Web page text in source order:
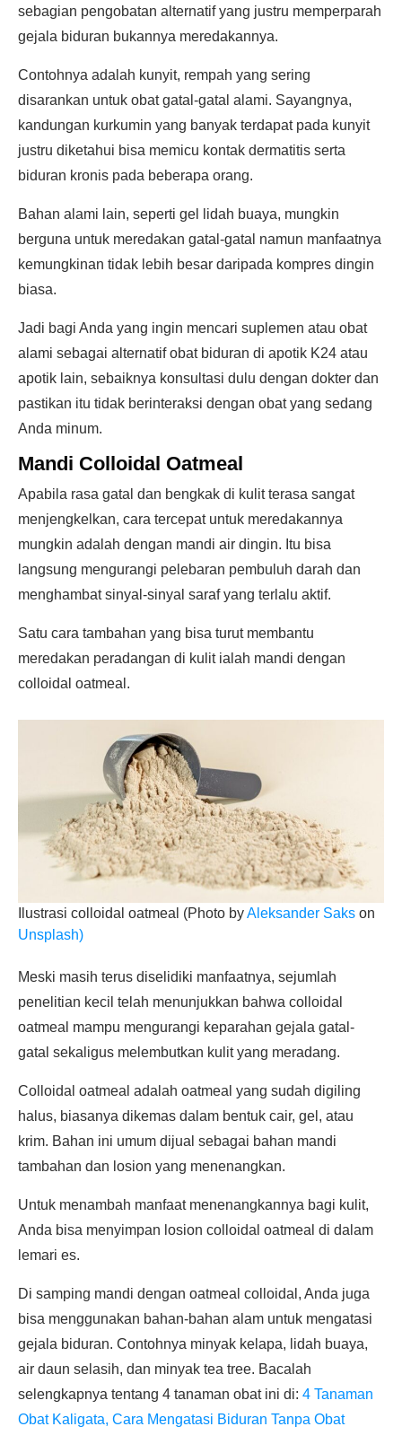
sebagian pengobatan alternatif yang justru memperparah
gejala biduran bukannya meredakannya.
Contohnya adalah kunyit, rempah yang sering
disarankan untuk obat gatal-gatal alami. Sayangnya,
kandungan kurkumin yang banyak terdapat pada kunyit
justru diketahui bisa memicu kontak dermatitis serta
biduran kronis pada beberapa orang.
Bahan alami lain, seperti gel lidah buaya, mungkin
berguna untuk meredakan gatal-gatal namun manfaatnya
kemungkinan tidak lebih besar daripada kompres dingin
biasa.
Jadi bagi Anda yang ingin mencari suplemen atau obat
alami sebagai alternatif obat biduran di apotik K24 atau
apotik lain, sebaiknya konsultasi dulu dengan dokter dan
pastikan itu tidak berinteraksi dengan obat yang sedang
Anda minum.
Mandi Colloidal Oatmeal
Apabila rasa gatal dan bengkak di kulit terasa sangat
menjengkelkan, cara tercepat untuk meredakannya
mungkin adalah dengan mandi air dingin. Itu bisa
langsung mengurangi pelebaran pembuluh darah dan
menghambat sinyal-sinyal saraf yang terlalu aktif.
Satu cara tambahan yang bisa turut membantu
meredakan peradangan di kulit ialah mandi dengan
colloidal oatmeal.
Ilustrasi colloidal oatmeal (Photo byAleksander Saks on
Unsplash)
Meski masih terus diselidiki manfaatnya, sejumlah
penelitian kecil telah menunjukkan bahwa colloidal
oatmeal mampu mengurangi keparahan gejala gatal-
gatal sekaligus melembutkan kulit yang meradang.
Colloidal oatmeal adalah oatmeal yang sudah digiling
halus, biasanya dikemas dalam bentuk cair, gel, atau
krim. Bahan ini umum dijual sebagai bahan mandi
tambahan dan losion yang menenangkan.
Untuk menambah manfaat menenangkannya bagi kulit,
Anda bisa menyimpan losion colloidal oatmeal di dalam
lemari es.
Di samping mandi dengan oatmeal colloidal, Anda juga
bisa menggunakan bahan-bahan alam untuk mengatasi
gejala biduran. Contohnya minyak kelapa, lidah buaya,
air daun selasih, dan minyak tea tree. Bacalah
selengkapnya tentang 4 tanaman obat ini di: 4 Tanaman
Obat Kaligata, Cara Mengatasi Biduran Tanpa Obat